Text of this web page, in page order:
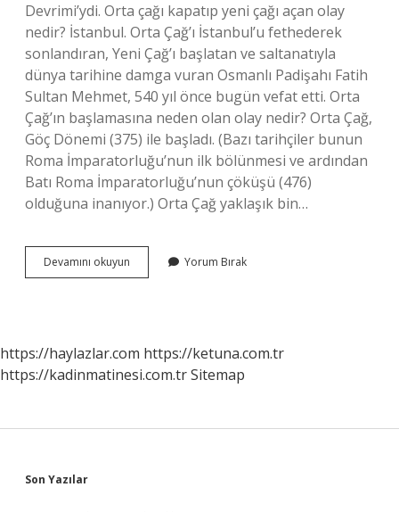
Devrimi’ydi. Orta çağı kapatıp yeni çağı açan olay
nedir? İstanbul. Orta Çağ’ı İstanbul’u fethederek
sonlandıran, Yeni Çağ’ı başlatan ve saltanatıyla
dünya tarihine damga vuran Osmanlı Padişahı Fatih
Sultan Mehmet, 540 yıl önce bugün vefat etti. Orta
Çağ’ın başlamasına neden olan olay nedir? Orta Çağ,
Göç Dönemi (375) ile başladı. (Bazı tarihçiler bunun
Roma İmparatorluğu’nun ilk bölünmesi ve ardından
Batı Roma İmparatorluğu’nun çöküşü (476)
olduğuna inanıyor.) Orta Çağ yaklaşık bin…
Devamını okuyun
Çağın
Neden
Olan
Yorum Bırak
https://haylazlar.com https://ketuna.com.tr
https://kadinmatinesi.com.trSitemap
Sidebar
Son Yazılar